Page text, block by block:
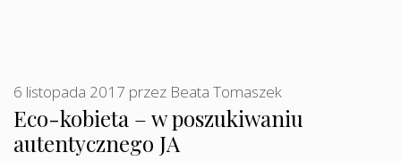
Eco-kobieta – w poszukiwaniu
autentycznego JA
6 listopada 2017 przez Beata Tomaszek